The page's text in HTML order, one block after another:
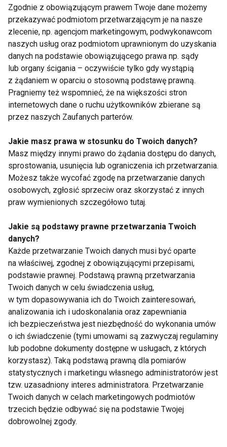
Chiropraktyka i
biorezonans – kiedy
warto z nich
skorzystać?
Holistyczne podejście
do zdrowia w
Krakowie
Niezbędne dla serca i
mięśni. Dlaczego
warto suplementować
kwasy omega-3?
Pokaż więcej
Aktywni
Polacy nie chcą być
pasywni w weekendy.
Coraz aktywniej
spędzamy czas wolny
aktywności fizycznej?
Aktywność fizyczna
istotnym elementem
profilaktyki chorób
serca
Prezentownik last
minute. Co kupić
aktywnym pod
choinkę?
Zgodnie z obowiązującym prawem Twoje dane możemy
przekazywać podmiotom przetwarzającym je na nasze
zlecenie, np. agencjom marketingowym, podwykonawcom
naszych usług oraz podmiotom uprawnionym do uzyskania
danych na podstawie obowiązującego prawa np. sądy
lub organy ścigania – oczywiście tylko gdy wystąpią
z żądaniem w oparciu o stosowną podstawę prawną.
Pragniemy też wspomnieć, że na większości stron
internetowych dane o ruchu użytkowników zbierane są
przez naszych Zaufanych parterów.
Jakie masz prawa w stosunku do Twoich danych?
Masz między innymi prawo do żądania dostępu do danych,
sprostowania, usunięcia lub ograniczenia ich przetwarzania.
Możesz także wycofać zgodę na przetwarzanie danych
osobowych, zgłosić sprzeciw oraz skorzystać z innych
praw wymienionych szczegółowo tutaj.
Jakie są podstawy prawne przetwarzania Twoich
danych?
Każde przetwarzanie Twoich danych musi być oparte
na właściwej, zgodnej z obowiązującymi przepisami,
podstawie prawnej. Podstawą prawną przetwarzania
Twoich danych w celu świadczenia usług,
w tym dopasowywania ich do Twoich zainteresowań,
analizowania ich i udoskonalania oraz zapewniania
ich bezpieczeństwa jest niezbędność do wykonania umów
o ich świadczenie (tymi umowami są zazwyczaj regulaminy
lub podobne dokumenty dostępne w usługach, z których
korzystasz). Taką podstawą prawną dla pomiarów
statystycznych i marketingu własnego administratorów jest
tzw. uzasadniony interes administratora. Przetwarzanie
Twoich danych w celach marketingowych podmiotów
trzecich będzie odbywać się na podstawie Twojej
dobrowolnej zgody.